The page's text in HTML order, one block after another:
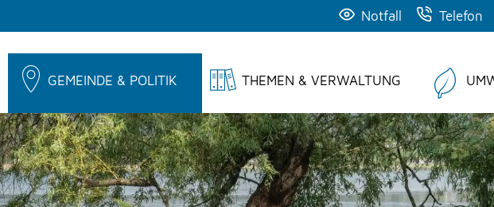
Notfall Telefon
GEMEINDE & POLITIK THEMEN & VERWALTUNG